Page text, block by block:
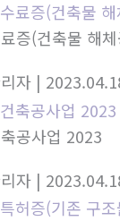
증(건축물 해
자 |
공사업 2023
자 |